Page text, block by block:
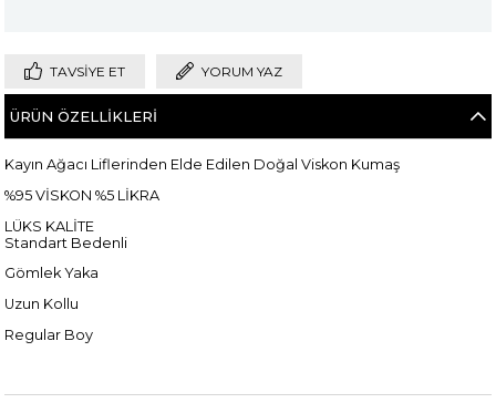
TAVSIYE ET YORUM YAZ
ÜRÜN ÖZELLIKLERI
Kayın Ağacı Liflerinden Elde Edilen Doğal Viskon Kumaş
%95 VİSKON %5 LİKRA
LÜKS KALİTE
Standart Bedenli
Gömlek Yaka
Uzun Kollu
Regular Boy